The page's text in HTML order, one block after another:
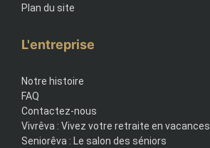
Plan du site
L'entreprise
Notre histoire
FAQ
Contactez-nous
Vivrêva : Vivez votre retraite en vacances
Seniorêva : Le salon des séniors